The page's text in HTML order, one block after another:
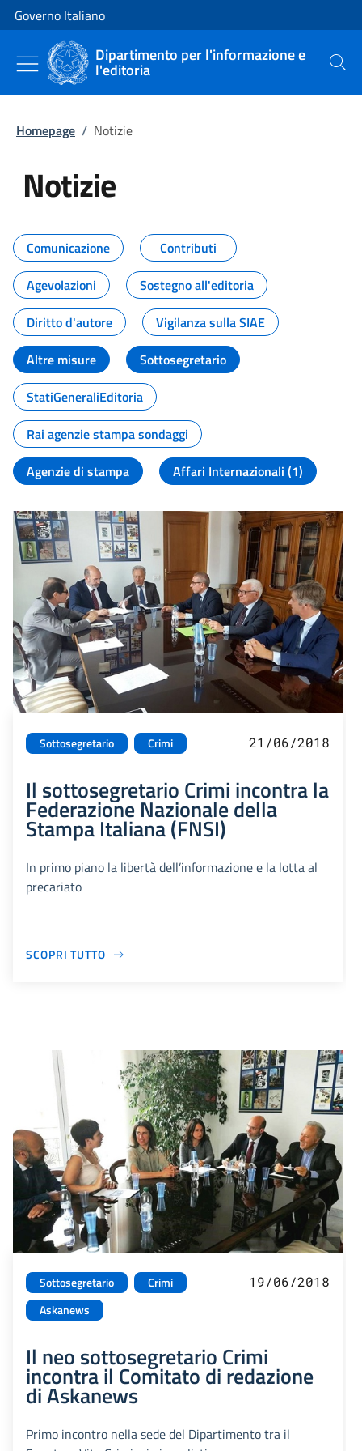
Vai al contenuto
Vai alla navigazione del sito
Governo Italiano
Dipartimento per l'informazione e
l'editoria Cerca
Homepage / Notizie
Notizie
Tutti i contenuti della pagina
Comunicazione
Contributi
Agevolazioni
Sostegno all'editoria
Diritto d'autore
Vigilanza sulla SIAE
Altre misure
Sottosegretario
StatiGeneraliEditoria
Rai agenzie stampa sondaggi
Agenzie di stampa
Affari Internazionali (1)
Sottosegretario Crimi 21/06/2018
Il sottosegretario Crimi incontra la
Federazione Nazionale della
Stampa Italiana (FNSI)
In primo piano la libertà dell’informazione e la lotta al
precariato
SCOPRI TUTTO
Sottosegretario
Crimi
Askanews
19/06/2018
Il neo sottosegretario Crimi
incontra il Comitato di redazione
di Askanews
Primo incontro nella sede del Dipartimento tra il